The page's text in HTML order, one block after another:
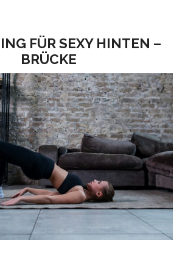
FÜR SEXY HINTEN –
BRÜCKE